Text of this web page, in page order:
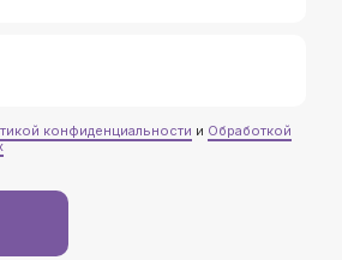
конфиденциальности и Обработкой